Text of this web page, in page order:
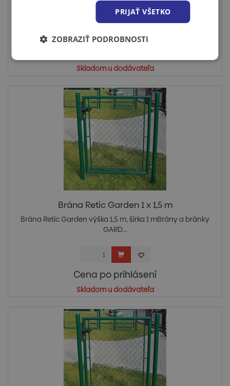
zabudovaným zámkom, o...
Skladom u dodávateľa
Brána Retic Garden 1 x 1,5 m
Brána Retic Garden výška 1,5 m, šírka 1 mBrány a bránky
GARD...
Cena po prihlásení
Skladom u dodávateľa
PRIJAŤ VŠETKO
ZOBRAZIŤ PODROBNOSTI